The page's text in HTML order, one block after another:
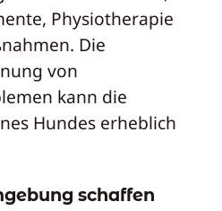
Physiotherapie
Die
von
kann die
Hundes erheblich
schaffen